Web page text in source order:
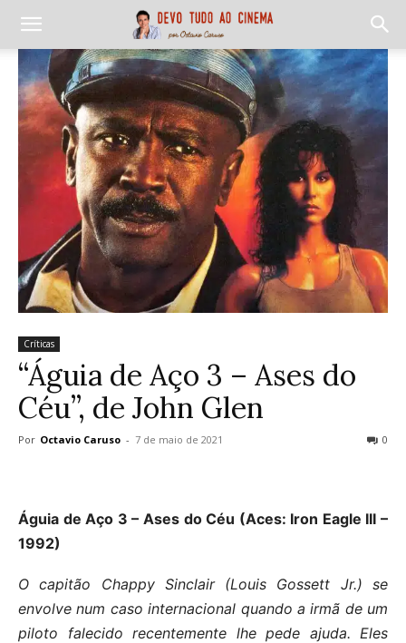
Críticas
“Águia de Aço 3 – Ases do
Céu”, de John Glen
Por Octavio Caruso - 7 de maio de 2021 0
Águia de Aço 3 – Ases do Céu (Aces: Iron Eagle III –
1992)
O capitão Chappy Sinclair (Louis Gossett Jr.) se
envolve num caso internacional quando a irmã de um
piloto falecido recentemente lhe pede ajuda. Eles